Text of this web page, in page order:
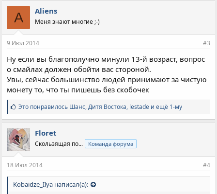
A Aliens
Меня знают многие ;-)
9 Июл 2014 #3
Ну если вы благополучно минули 13-й возраст, вопрос
о смайлах должен обойти вас стороной.
Увы, сейчас большинство людей принимают за чистую
монету то, что ты пишешь без скобочек
С
и
м
п
а
т
и
:
Это понравилось Шанс,Дитя Востока, lestade и ещё 1-му
Floret
Скользящая по... Команда форума
18 Июл 2014 #4
Kobaidze_Ilya написал(а):